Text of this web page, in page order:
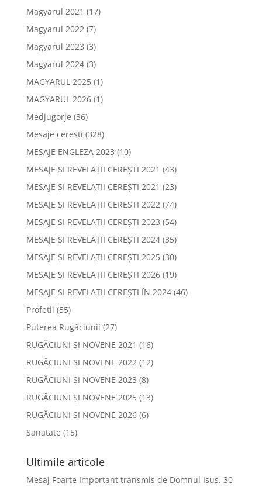
Magyarul 2021 (17)
Magyarul 2022(7)
Magyarul 2023 (3)
Magyarul 2024(3)
MAGYARUL 2025(1)
MAGYARUL 2026(1)
Medjugorje (36)
Mesaje ceresti (328)
MESAJE ENGLEZA 2023 (10)
MESAJE ȘI REVELAȚII CEREȘTI 2021 (43)
MESAJE ȘI REVELAȚII CEREȘTI 2021 (23)
MESAJE ȘI REVELAȚII CERESTI 2022(74)
MESAJE ȘI REVELAȚII CEREȘTI 2023 (54)
MESAJE ȘI REVELAȚII CEREȘTI 2024(35)
MESAJE ȘI REVELAȚII CEREȘTI 2025(30)
MESAJE ȘI REVELAȚII CEREȘTI 2026(19)
MESAJE ȘI REVELAȚII CEREȘTI ÎN 2024(46)
Profetii (55)
Puterea Rugăciunii (27)
RUGĂCIUNI ȘI NOVENE 2021 (16)
RUGĂCIUNI ȘI NOVENE 2022(12)
RUGĂCIUNI ȘI NOVENE 2023 (8)
RUGĂCIUNI ȘI NOVENE 2025(13)
RUGĂCIUNI ȘI NOVENE 2026(6)
Sanatate (15)
Ultimile articole
Mesaj Foarte Important transmis de Domnul Isus, 30